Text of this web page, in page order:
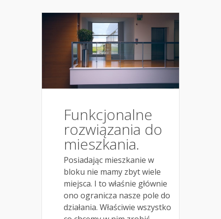
Funkcjonalne
rozwiązania do
mieszkania.
Posiadając mieszkanie w
bloku nie mamy zbyt wiele
miejsca. I to właśnie głównie
ono ogranicza nasze pole do
działania. Właściwie wszystko